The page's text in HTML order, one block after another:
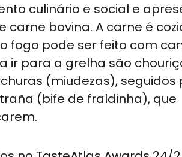
culinário e social e
bovina. A carne é
fogo pode ser feito com
ir para a grelha são
(miudezas), seguidos
(bife de fraldinha), que